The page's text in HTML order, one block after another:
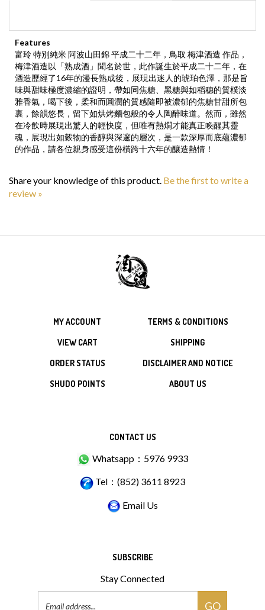
富玲 特別純米 阿波山田錦 平成二十二年，鳥取 梅津酒造 作品，
梅津酒造以「熟成酒」聞名於世，此作誕生於平成二十二年，在
酒造歷經了16年的漫長熟成後，展現出迷人的琥珀色澤，那是旨
味與甜味極度濃縮的證明，帶如同焦糖、黑糖與如稻穗的質樸淡
雅香氣，喝下後，柔和而圓潤的質感隨即被濃郁的焦糖甘甜所包
裹，餘韻悠長，留下如烘烤麵包般的令人陶醉味道。然而，雖然
在冷飲時展現出驚人的輕快度，但唯有熱燗才能真正喚醒其靈
魂，展現出如穀物的香醇與深邃的層次，是一款深厚而底蘊濃郁
的作品，請各位親身感受這份橫跨十六年的釀造熱情！
review »
MY ACCOUNT
VIEW CART
ORDER STATUS
SHUDO POINTS
TERMS & CONDITIONS
SHIPPING
DISCLAIMER AND NOTICE
ABOUT US
CONTACT US
Whatsapp：5976 9933
Tel：(852) 3611 8923
Email Us
SUBSCRIBE
Stay Connected
GO